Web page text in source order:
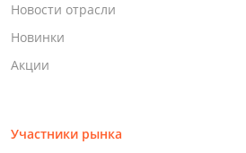
Новости отрасли
Новинки
Акции
Участники рынка